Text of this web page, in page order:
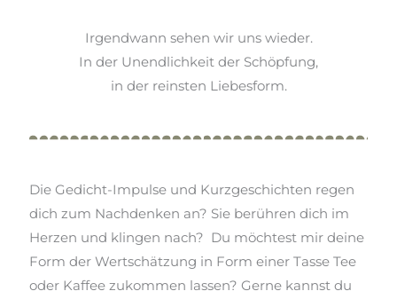
Irgendwann sehen wir uns wieder.
In der Unendlichkeit der Schöpfung,
in der reinsten Liebesform.
Die Gedicht-Impulse und Kurzgeschichten regen
dich zum Nachdenken an? Sie berühren dich im
Herzen und klingen nach? Du möchtest mir deine
Form der Wertschätzung in Form einer Tasse Tee
oder Kaffee zukommen lassen? Gerne kannst du